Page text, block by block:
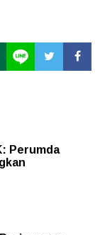
Perumda